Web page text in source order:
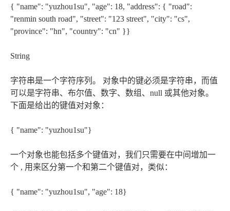
{ "name": "yuzhou1su", "age": 18, "address": { "road":
"renmin south road", "street": "123 street", "city": "cs",
"province": "hn", "country": "cn" }}
String
字符串是一个字符序列。 对象中的键必须是字符串，而值
可以是字符串、布尔值、数字、数组、null 或其他对象。
下面是给出的键值对对象：
{ "name": "yuzhou1su"}
一个对象也能包括多个键值对，我们只需要在中间增加一
个 , 用来区分第一个和第二个键值对，类似：
{ "name": "yuzhou1su", "age": 18}